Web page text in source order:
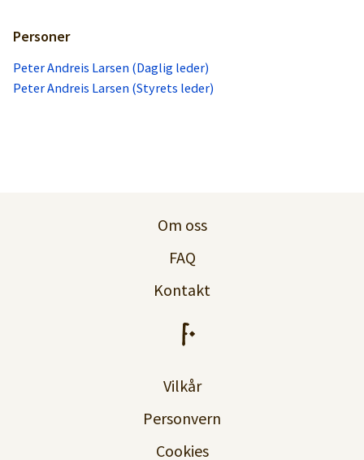
Personer
Peter Andreis Larsen (Daglig leder)
Peter Andreis Larsen (Styrets leder)
Om oss
FAQ
Kontakt
Vilkår
Personvern
Cookies